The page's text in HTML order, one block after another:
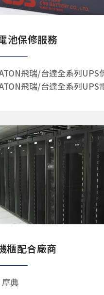
池保修服務
飛瑞/台達全系列UPS
飛瑞/台達全系列UPS
櫃配合廠商
典